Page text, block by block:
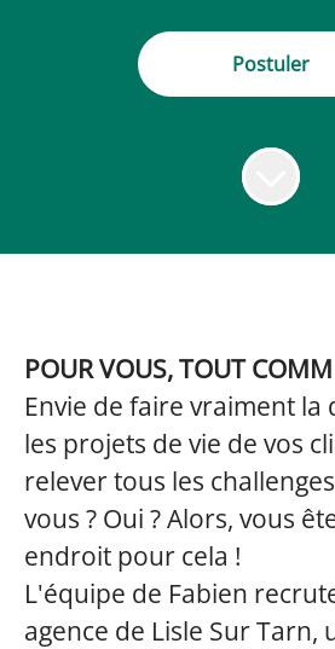
Postuler
POUR VOUS, TOUT
Envie de faire vraiment la
les projets de vie de vos
relever tous les
vous ? Oui ? Alors, vous
endroit pour cela !
L'équipe de Fabien
agence de Lisle Sur Tarn,